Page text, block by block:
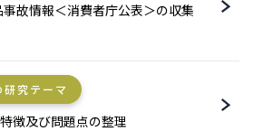
故情報＜消費者庁公表＞の収集
研究テーマ
徴及び問題点の整理